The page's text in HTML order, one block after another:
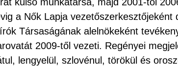
a Nők Lapja
Társaságának alelnökeként
2009-től vezeti. Regényei
lengyelül, szlovénul, törökül és